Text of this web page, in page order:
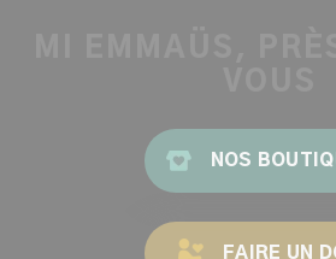
NOS
FAIRE UN